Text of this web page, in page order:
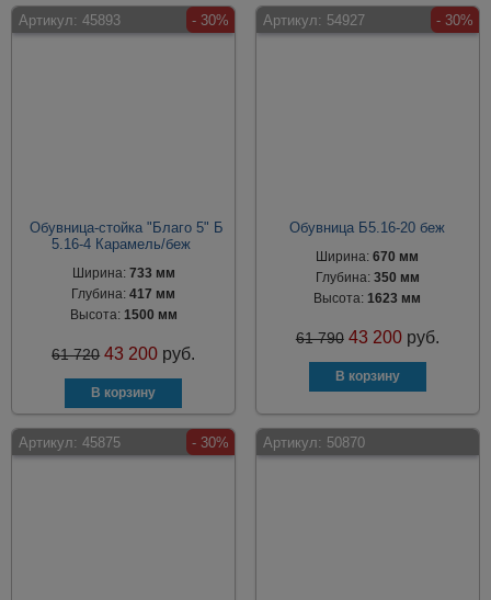
Артикул: 45893 - 30%
Обувница-стойка "Благо 5" Б
5.16-4 Карамель/беж
Ширина: 733 мм
Глубина:417 мм
Высота: 1500 мм
61 720 43 200 руб.
Артикул: 54927 - 30%
Обувница Б5.16-20 беж
Ширина:670 мм
Глубина: 350 мм
Высота:1623 мм
61 790 43 200 руб.
Артикул: 45875 - 30% Артикул: 50870